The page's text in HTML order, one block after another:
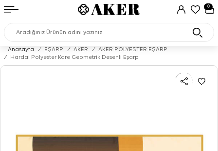
0
Anasayfa / EŞARP / AKER /
AKER POLYESTER EŞARP
/
Hardal Polyester Kare Geometrik Desenli Eşarp